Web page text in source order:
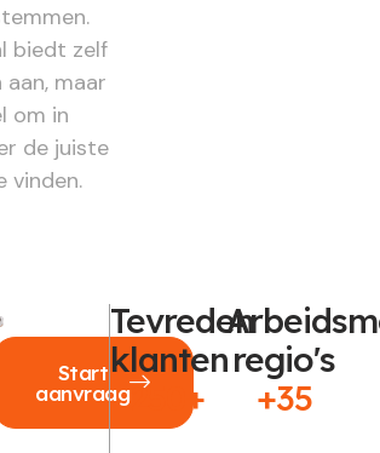
biedt zelf
maar
om in
de juiste
vinden.
Start
aanvraag
Tevreden
klanten
250+
regio's
+35